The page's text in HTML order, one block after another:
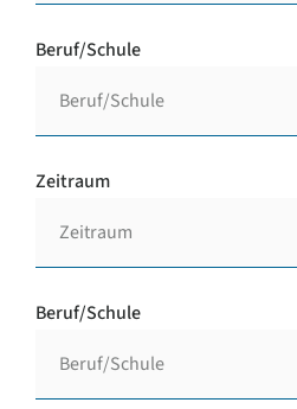
Beruf/Schule
Zeitraum
Beruf/Schule